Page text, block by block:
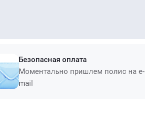
Безопасная оплата
Моментально пришлем полис на e-
mail